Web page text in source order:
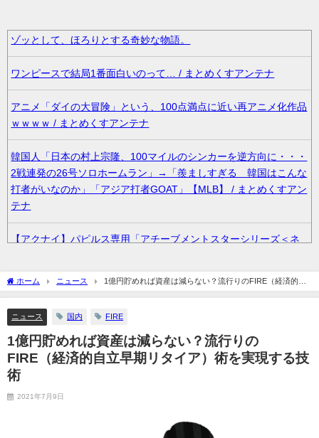
ゾッとして、ほろりとする奇妙な物語。
ワンピースで結局1番面白いのって… / まとめくすアンテナ
アニメ「ダイの大冒険」という、100点満点に近い再アニメ化作品
ｗｗｗｗ / まとめくすアンテナ
韓国人「日本の村上宗隆、100マイルのシンカーを逆方向に・・・
2戦連発の26号ソロホームラン」→「羨ましすぎる 韓国はこんな
打者がいなのか」「アジア打者GOAT」【MLB】 / まとめくすアン
テナ
【アクナイ】パピルス専用「アチーブメントスターシリーズ＜ネ
サイバスターが一番輝いてたスパロボ / まとめくすアンテナ
36歳の彼女と結婚したいのに、家族が猛反対。家族から信じられ
ない言葉が飛び出した… 他 / 2chnaviヘッドライン
クーラーボックス積んで出発→途中で買い足し…50代公務員の“ド
【画像】長濱ねる(27歳)の乳がヤバイと話題にｗｗｗｗ1700万バ
ホーム ニュース
1億円貯めれば資産は減らない？流行りのFIRE（経済的自
立早期リタイア）術を実現する技術
ニュース 国内 FIRE
1億円貯めれば資産は減らない？流行りの
FIRE（経済的自立早期リタイア）術を実現する技
術
2021年7月9日